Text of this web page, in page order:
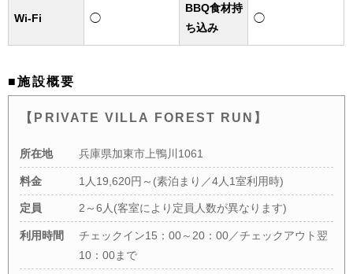
Wi-Fi ◯
BBQ食材持
ち込み
◯
■施設概要
【PRIVATE VILLA FOREST RUN】
所在地 兵庫県加東市上鴨川1061
料金 1人19,620円～(素泊まり／4人1室利用時)
定員 2～6人(客室により定員人数が異なります)
利用時間
チェックイン15：00～20：00／チェックアウト翌
10：00まで